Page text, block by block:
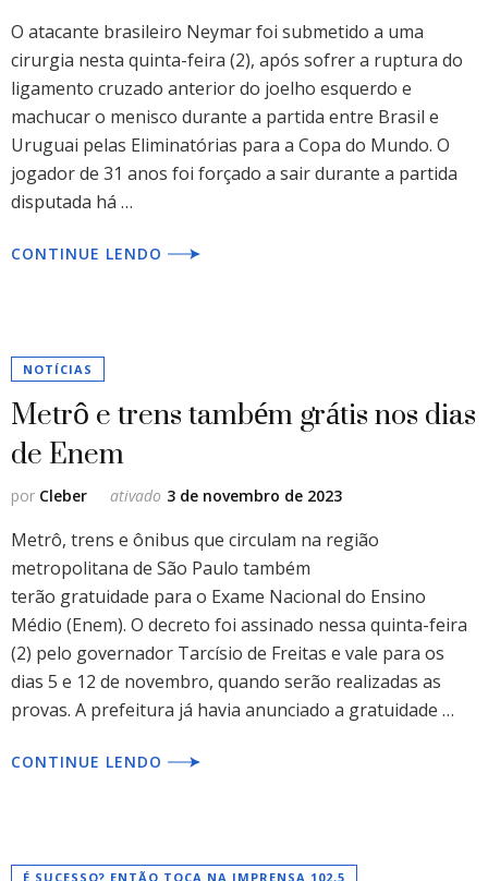
O atacante brasileiro Neymar foi submetido a uma
cirurgia nesta quinta-feira (2), após sofrer a ruptura do
ligamento cruzado anterior do joelho esquerdo e
machucar o menisco durante a partida entre Brasil e
Uruguai pelas Eliminatórias para a Copa do Mundo. O
jogador de 31 anos foi forçado a sair durante a partida
disputada há …
CONTINUE LENDO
NOTÍCIAS
Metrô e trens também grátis nos dias
de Enem
por Cleber ativado 3 de novembro de 2023
Metrô, trens e ônibus que circulam na região
metropolitana de São Paulo também
terão gratuidade para o Exame Nacional do Ensino
Médio (Enem). O decreto foi assinado nessa quinta-feira
(2) pelo governador Tarcísio de Freitas e vale para os
dias 5 e 12 de novembro, quando serão realizadas as
provas. A prefeitura já havia anunciado a gratuidade …
CONTINUE LENDO
É SUCESSO? ENTÃO TOCA NA IMPRENSA 102,5